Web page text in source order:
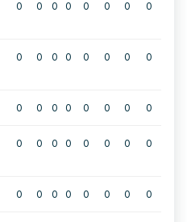
0 0 0 0 0 0 0 0
0 0 0 0 0 0 0 0
0 0 0 0 0 0 0 0
0 0 0 0 0 0 0 0
0 0 0 0 0 0 0 0